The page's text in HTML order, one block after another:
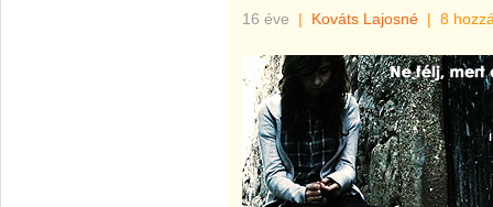
16 éve | Kováts Lajosné | 8